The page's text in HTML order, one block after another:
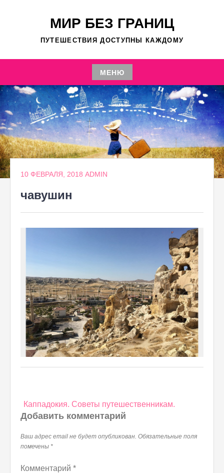
МИР БЕЗ ГРАНИЦ
ПУТЕШЕСТВИЯ ДОСТУПНЫ КАЖДОМУ
МЕНЮ
Перейти
к
содержимому
10 ФЕВРАЛЯ, 2018 ADMIN
чавушин
Навигация
по
Каппадокия. Советы путешественникам.
Добавить комментарий
Ваш адрес email не будет опубликован. Обязательные поля
помечены *
Комментарий *